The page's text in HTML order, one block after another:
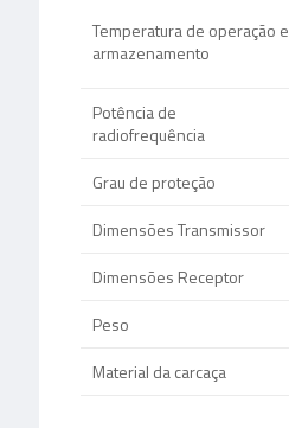
Temperatura de operação e
armazenamento
Potência de
radiofrequência
Grau de proteção
Dimensões Transmissor
Dimensões Receptor
Peso
Material da carcaça